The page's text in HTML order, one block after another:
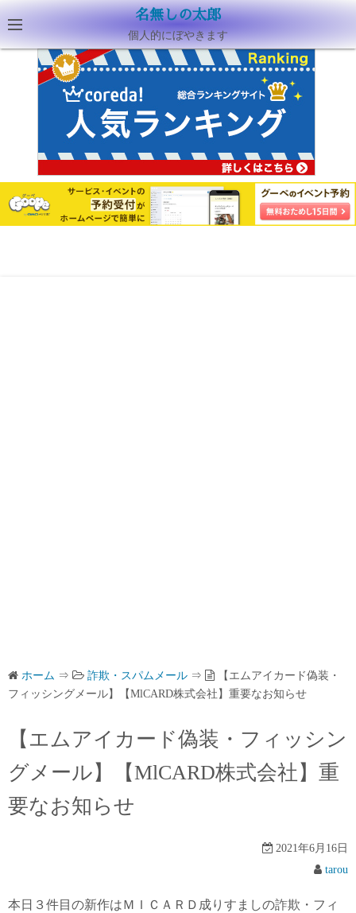
名無しの太郎
個人的にぼやきます
ホーム ⇒ 詐欺・スパムメール ⇒
【エムアイカード偽装・
フィッシングメール】【MlCARD株式会社】重要なお知らせ
【エムアイカード偽装・フィッシン
グメール】【MlCARD株式会社】重
要なお知らせ
2021年6月16日
tarou
本日３件目の新作はＭＩＣＡＲＤ成りすましの詐欺・フィ